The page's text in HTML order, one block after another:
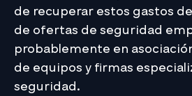
de recuperar estos gastos
de ofertas de seguridad
probablemente en
de equipos y firmas
seguridad.